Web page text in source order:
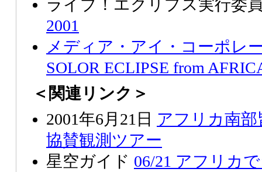
ライブ！エクリプス実行委
2001
メディア・アイ・コーポレ
SOLOR ECLIPSE from
＜関連リンク＞
2001年6月21日 アフリカ南
協賛観測ツアー
星空ガイド 06/21 アフリカ